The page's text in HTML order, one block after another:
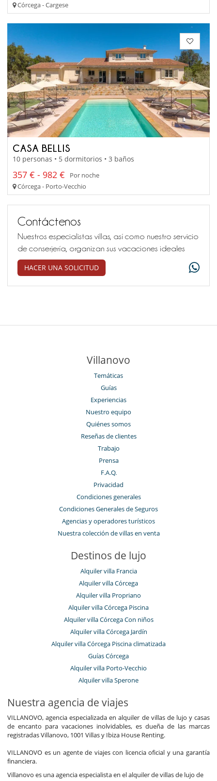
Córcega - Cargese
CASA BELLIS
10 personas • 5 dormitorios • 3 baños
357 € - 982 €
Por noche
Córcega - Porto-Vecchio
Contáctenos
Nuestros especialistas villas, así como nuestro servicio
de conserjería, organizan sus vacaciones ideales
HACER UNA SOLICITUD
Villanovo
Temáticas
Guías
Experiencias
Nuestro equipo
Quiénes somos
Reseñas de clientes
Trabajo
Prensa
F.A.Q.
Privacidad
Condiciones generales
Condiciones Generales de Seguros
Agencias y operadores turísticos
Nuestra colección de villas en venta
Destinos de lujo
Alquiler villa Francia
Alquiler villa Córcega
Alquiler villa Propriano
Alquiler villa Córcega Piscina
Alquiler villa Córcega Con niños
Alquiler villa Córcega Jardín
Alquiler villa Córcega Piscina climatizada
Guías Córcega
Alquiler villa Porto-Vecchio
Alquiler villa Sperone
Nuestra agencia de viajes
VILLANOVO, agencia especializada en alquiler de villas de lujo y casas
de encanto para vacaciones inolvidables, es dueña de las marcas
registradas Villanovo, 1001 Villas y Ibiza House Renting.
VILLANOVO es un agente de viajes con licencia oficial y una garantía
financiera.
Villanovo es una agencia especialista en el alquiler de villas de lujo de